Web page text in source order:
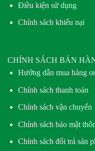
Điều kiện sử dụng
Chính sách khiếu nại
CHÍNH SÁCH BÁN
Hướng dẫn mua hàng
Chính sách thanh toán
Chính sách vận chuyển
Chính sách bảo mật
Chính sách đổi trả sản